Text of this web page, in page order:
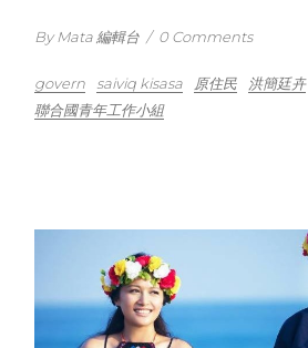
By Mata 編輯台 / 0 Comments
govern saiviq kisasa 原住民 洪簡廷卉
聯合國青年工作小組